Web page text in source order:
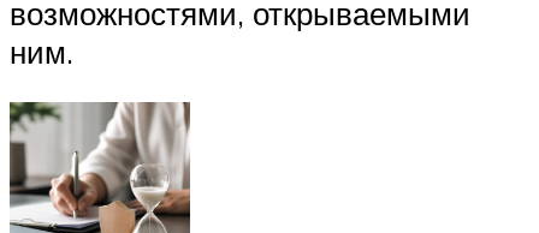
возможностями, открываемыми
ним.